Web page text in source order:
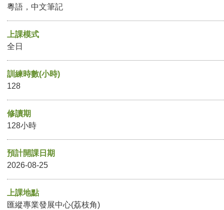
粵語，中文筆記
上課模式
全日
訓練時數(小時)
128
修讀期
128小時
預計開課日期
2026-08-25
上課地點
匯縱專業發展中心(荔枝角)